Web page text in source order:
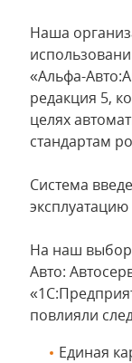
Наша
«Альфа-
редакция 5,
целях
стандартам
Система
На наш
Авто:
повлияли
Единая